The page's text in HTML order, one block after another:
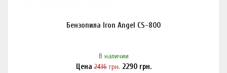
Бензопила Iron Angel CS-800
В наличии
Цена2436грн. 2290грн.